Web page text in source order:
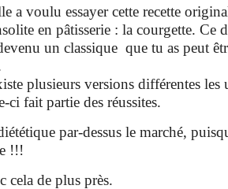
a voulu essayer cette recette
en pâtisserie : la courgette. Ce
un classique que tu as peut
plusieurs versions différentes les
ci fait partie des réussites.
par-dessus le marché,
!!!
cela de plus près.